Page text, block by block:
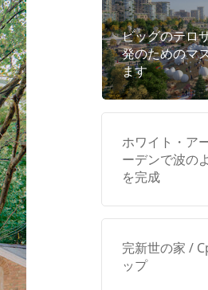
ビッグのテロ
発のためのマ
ます
ホワイト・ア
ーデンで波の
を完成
完新世の家 /
ップ